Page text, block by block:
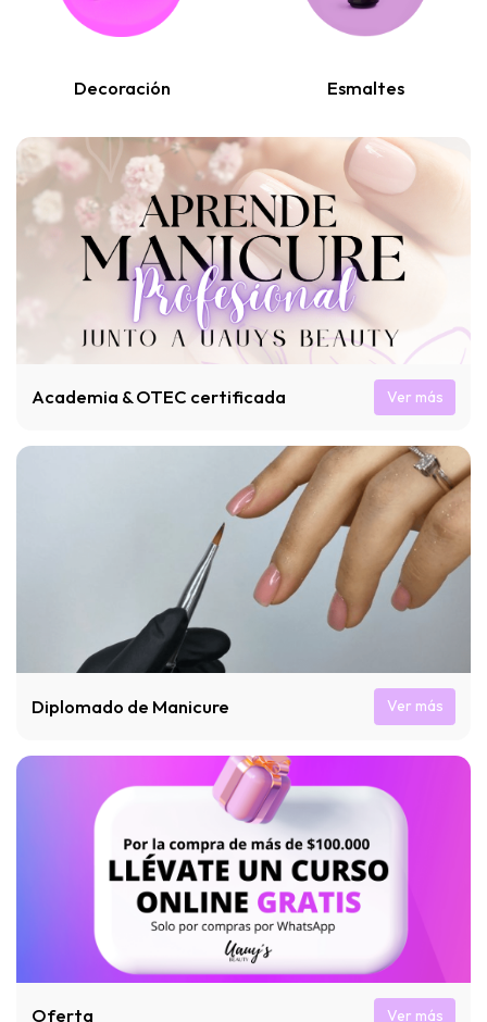
Decoración Esmaltes
Academia & OTEC certificada Ver más
Diplomado de Manicure Ver más
Oferta Ver más